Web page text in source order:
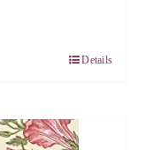
Details